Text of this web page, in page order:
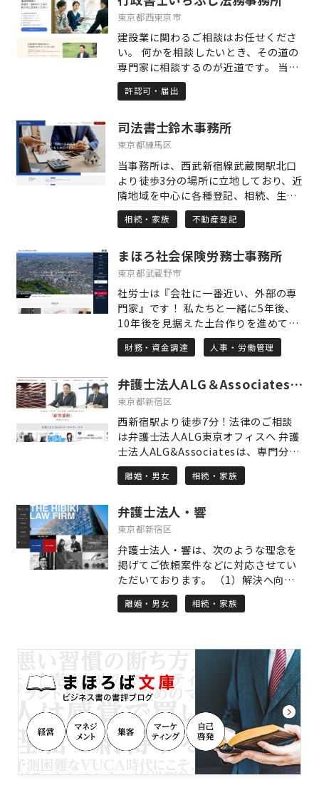
書類やルールに正確に向き合いつつ、
す。だからこそ私は、単に形式に則っ
た申請支援にとどまらず、ご相談者お
一人おひとりの歩まれてきた道のりと
現在の生活に真正面から耳を傾け、そ
の想いや状況を制度にしっかりと反映
させる申請づくりを心がけています。
手続きを進める中で「どうして申請し
たいのか」「どんなことで困っている
のか」という、言葉にしづらいお気持
ちにも寄り添い、信頼関係を築いて進
めることが、単なる事務作業にはない
支援の本質だと考えています。 私たち
の事務所では、初めてのご相談に際
をうかがうことを大切にしています。
お一人おひとりのペースを尊重しなが
談にも柔軟に対応しておりますので、
ご都合のよいスタイルで安心してご相
談いただけます。受給が決まることで
得られるのは、経済的な安定だけでは
ありません。「これからの人生をどう
た前向きな一歩を描いていただけるよ
う、私自身もその一助となれることを
願っています。「相談してよかった」
「これで少し安心できる」と思ってい
ただけるよう、丁寧で真摯な対応を心
からお約束します。
東京都西東京市
建設業に関わるご相談はお任せくださ
い。 何かを相談したいとき、その道の
専門家に相談するのが近道です。 当事
務所は建設業に特化した業務をしてい
ます。さらに建設業界で多くの経験を
確実に取得いたします。 建設業の専門
的知識があり、業界の慣習を知り、建
事務所の最大の強みです。 デジタル化
推進に伴い、電子申請を活用すること
により、遠方からのご依頼も承ること
が可能になりました。 建設業界にいた
行政書士がご相談を受けます。 同業者
と同じ様に気兼ねなくお問い合わせく
ださい。
許認可・届出
司法書士鈴木事務所
東京都練馬区
当事務所は、西武新宿線武蔵関駅北口
より徒歩3分の場所に立地しており、近
隣地域を中心に各種登記、相続、生前
対策の業務を取り扱っております。 他
士業の先生や、不動産会社との連携に
決することを目標に活動をさせてもら
っております。 手続のメリット、デメ
リットや費用の面についてご理解いた
だいたうえで業務を進めさせて頂きま
すので安心してご相談下さい。 ※土日
祝、夜間対応可能です。（要予約）
相続・家族 不動産登記
まほろ社会保険労務士事務所
東京都武蔵野市
社労士は『会社に一番近い、外部の専
門家』です！ 私たちと一緒に5年後、
10年後を見据えた土台作りを進めてま
いりましょう。 主な業務内容は 〇労働
保険・社会保険の手続き 〇給与計算業
し 〇確定拠出年金（企業型DC）の導
入支援 〇年金相談・申請の手続き など
支援に力を入れております。 会社にと
って多くのメリットがございますの
で、詳しくは当事務所ホームページを
ご覧いただき、お気軽にご連絡くださ
い。
財務・資金調達 人事・労働管理
弁護士法人ALG＆Associates 東京オフィス
東京都新宿区
西新宿駅より徒歩7分！法律のご相談
は弁護士法人ALG東京オフィスへ 弁護
士法人ALG&Associatesは、専門分野
に特化した弁護士が集う「総合病院
型」の事業スキームと、あらゆるリー
きる法律事務所を目指して設立されま
した。 多岐に及ぶ様々な法律問題につ
ように、法律分野ごとに事業部が設け
られており、その分野に特化した弁護
士が「チーム」となって、お客様のリ
ーガルニーズに合致したサービスを提
供することに努めています。 また、過
護士法人ALG&Associatesに所属する
弁護士が全員で共有することによっ
て、全国どこでも質の高いリーガルサ
ービスを提供致します。 「離婚につい
て考えている」、「家族が逮捕され
た」、「近く相続問題が起こりそ
う」、「交通事故の被害者なのに、加
害者や保険会社が横柄で困ってい
る」、「医療過誤の疑いがある」な
離婚・男女 相続・家族
弁護士法人・響
東京都新宿区
弁護士法人・響は、次のような理念を
掲げてご依頼案件などに対応させてい
ただいております。 （1）解決へ向け
て、迅速かつ粘り強く、あきらめない
こと （2）クライアントに寄り添った
確な解決 なかでも、法人個人を問わ
ず、相談者様・依頼者様のお話をよく
聞き、ご要望に沿った的確な解決を提
示し実現できるよう心がけています。
対応できる事案の範囲は、法人様を依
頼者とする会社法務一般から、個人様
の相続や離婚などの家事事件まで、幅
広く対応させていただきます。 継続的
なご相談がある場合や、気になる事案
離婚・男女 相続・家族